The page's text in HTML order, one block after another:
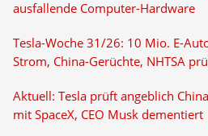
ausfallende Computer-Hardware
Tesla-Woche 31/26: 10 Mio. E-
Strom, China-Gerüchte, NHTSA
Aktuell: Tesla prüft angeblich
mit SpaceX, CEO Musk dementiert